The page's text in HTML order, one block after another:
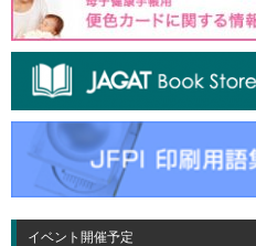
イベント開催予定